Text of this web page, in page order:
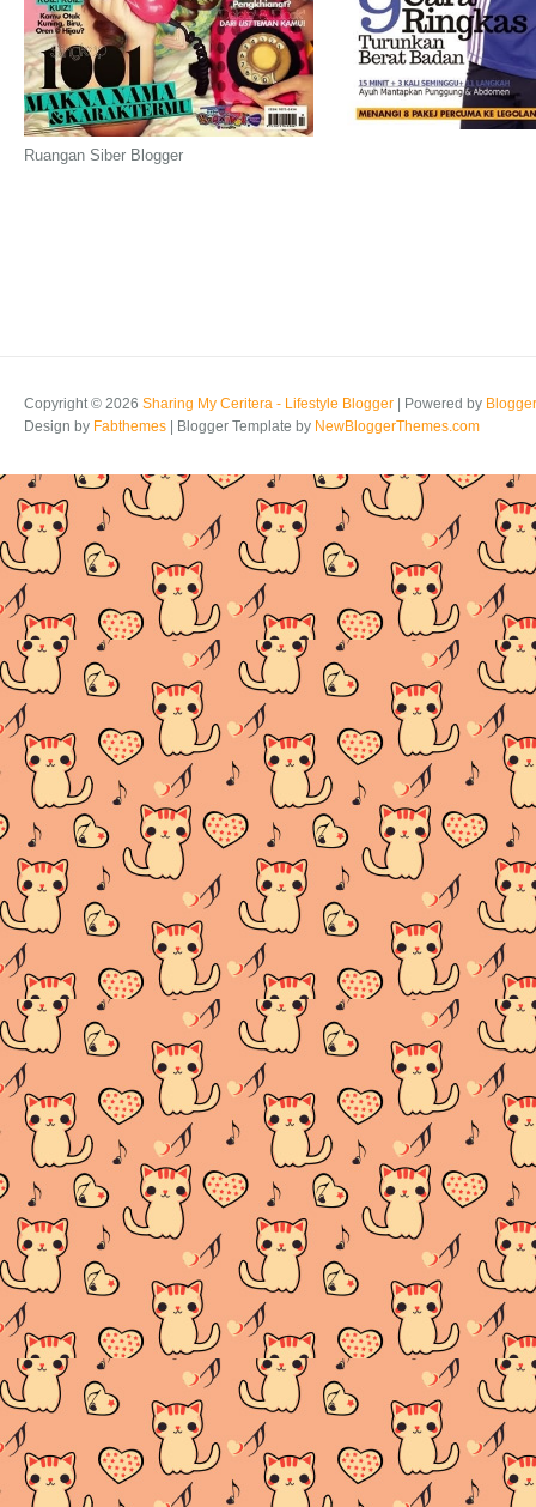
Ruangan Siber Blogger
Copyright © 2026 Sharing My Ceritera - Lifestyle Blogger | Powered by Blogger
Design by Fabthemes | Blogger Template by NewBloggerThemes.com